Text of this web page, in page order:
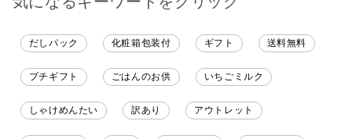
だしパック 化粧箱包装付 ギフト 送料無料
プチギフト ごはんのお供 いちごミルク
しゃけめんたい 訳あり アウトレット